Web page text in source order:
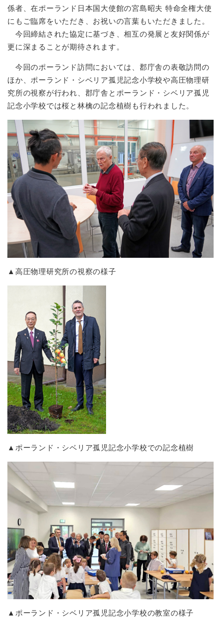
係者、在ポーランド日本国大使館の宮島昭夫 特命全権大使
にもご臨席をいただき、お祝いの言葉もいただきました。
今回締結された協定に基づき、相互の発展と友好関係が
更に深まることが期待されます。
今回のポーランド訪問においては、郡庁舎の表敬訪問の
ほか、ポーランド・シベリア孤児記念小学校や高圧物理研
究所の視察が行われ、郡庁舎とポーランド・シベリア孤児
記念小学校では桜と林檎の記念植樹も行われました。
▲高圧物理研究所の視察の様子
▲ポーランド・シベリア孤児記念小学校での記念植樹
▲ポーランド・シベリア孤児記念小学校の教室の様子